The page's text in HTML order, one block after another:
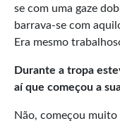
se com uma gaze
barrava-se com
Era mesmo
Durante a tropa
aí que começou a
Não, começou muito